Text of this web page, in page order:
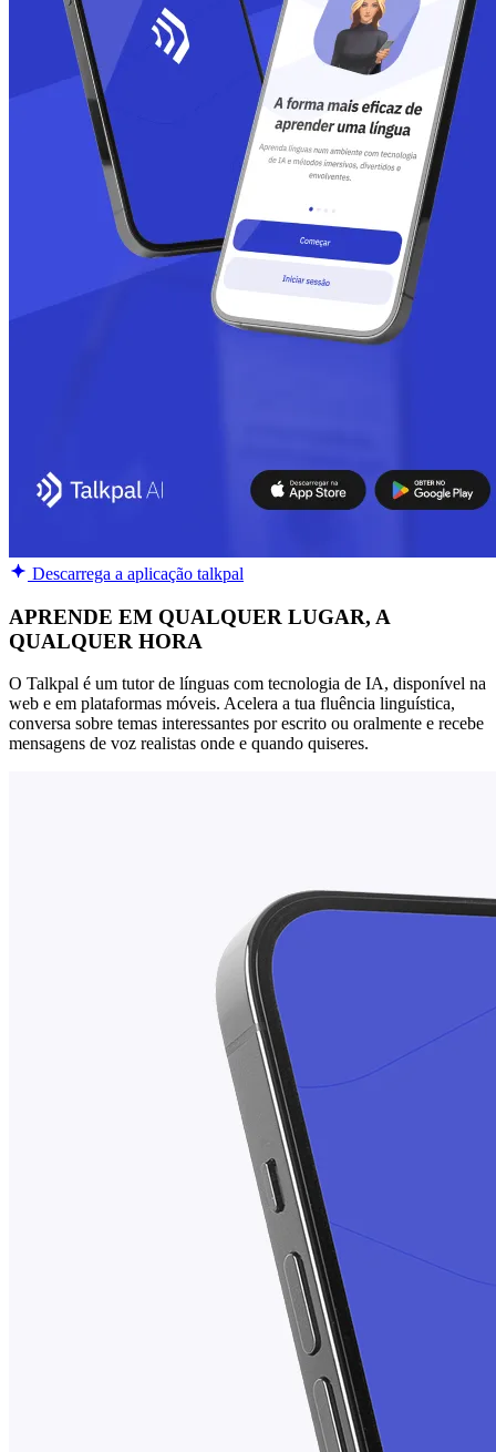
Descarrega a aplicação talkpal
APRENDE EM QUALQUER LUGAR, A
QUALQUER HORA
O Talkpal é um tutor de línguas com tecnologia de IA, disponível na
web e em plataformas móveis. Acelera a tua fluência linguística,
conversa sobre temas interessantes por escrito ou oralmente e recebe
mensagens de voz realistas onde e quando quiseres.